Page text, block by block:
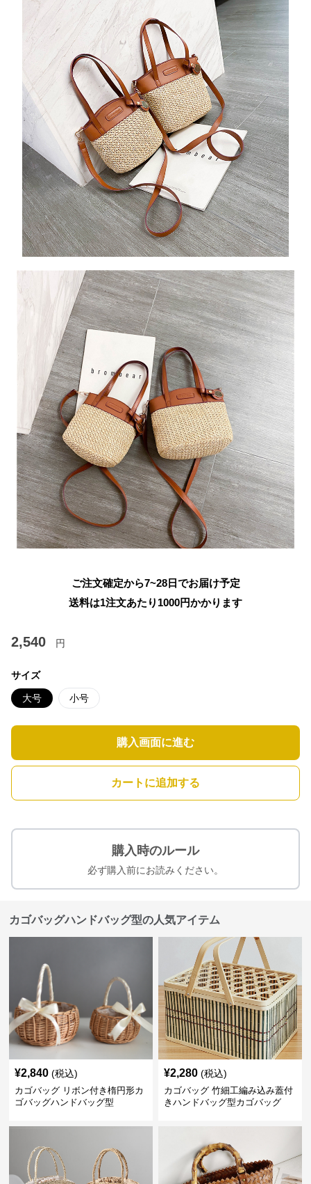
ご注文確定から7~28日でお届け予定
送料は1注文あたり 1000円かかります
2,540 円
サイズ
大号 小号
購入画面に進む
カートに追加する
購入時のルール
必ず購入前にお読みください。
カゴバッグハンドバッグ型の人気アイテム
¥2,840 (税込)
カゴバッグ リボン付き楕円形カ
ゴバッグハンドバッグ型
¥2,280 (税込)
カゴバッグ 竹細工編み込み蓋付
きハンドバッグ型カゴバッグ